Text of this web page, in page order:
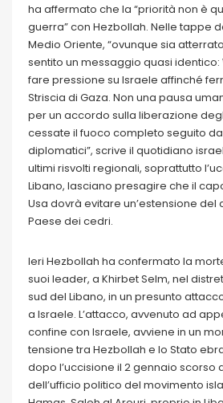
ha affermato che la “priorità non è
guerra” con Hezbollah. Nelle tappe
Medio Oriente, “ovunque sia
sentito un messaggio quasi
fare pressione su Israele affinché
Striscia di Gaza. Non una pausa
per un accordo sulla liberazione
cessate il fuoco completo seguito
diplomatici”, scrive il quotidiano
ultimi risvolti regionali, soprattutto
Libano, lasciano presagire che il
Usa dovrà evitare un’estensione del
Paese dei cedri.
Ieri Hezbollah ha confermato la
suoi leader, a Khirbet Selm, nel
sud del Libano, in un presunto
a Israele. L’attacco, avvenuto ad
confine con Israele, avviene in un
tensione tra Hezbollah e lo Stato
dopo l’uccisione il 2 gennaio scorso
dell’ufficio politico del movimento